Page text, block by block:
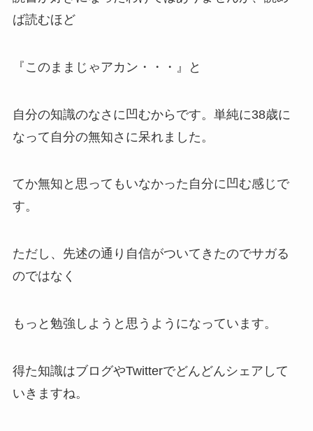
ば読むほど
『このままじゃアカン・・・』 と
自分の知識のなさに凹むからです。単純に38歳に
なって自分の無知さに呆れました。
てか無知と思ってもいなかった自分に凹む感じで
す。
ただし、先述の通り自信がついてきたのでサガる
のではなく
もっと勉強しようと思うようになっています。
得た知識はブログやTwitterでどんどんシェアして
いきますね。